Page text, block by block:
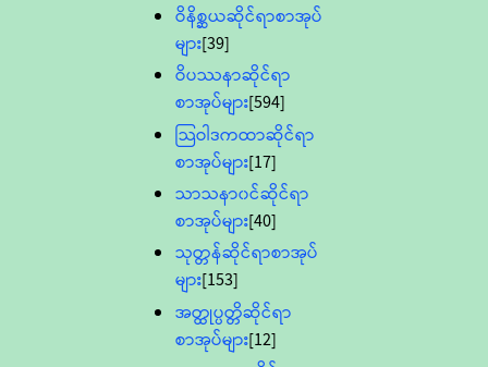
ဝိနိစ္ဆယဆိုင်ရာစာအုပ်
များ[39]
ဝိပဿနာဆိုင်ရာ
စာအုပ်များ[594]
သြဝါဒကထာဆိုင်ရာ
စာအုပ်များ[17]
သာသနာ၀င်ဆိုင်ရာ
စာအုပ်များ[40]
သုတ္တန်ဆိုင်ရာစာအုပ်
များ[153]
အတ္ထုပ္ပတ္တိဆိုင်ရာ
စာအုပ်များ[12]